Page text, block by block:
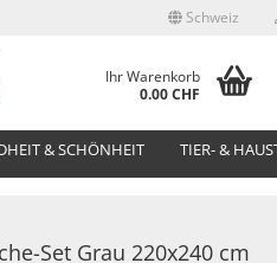
Schweiz
Ihr Warenkorb
0.00 CHF
& SCHÖNHEIT TIER- &
Set Grau 220x240 cm